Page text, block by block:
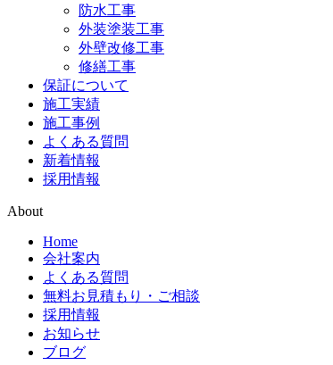
防水工事
外装塗装工事
外壁改修工事
修繕工事
保証について
施工実績
施工事例
よくある質問
新着情報
採用情報
About
Home
会社案内
よくある質問
無料お見積もり・ご相談
採用情報
お知らせ
ブログ